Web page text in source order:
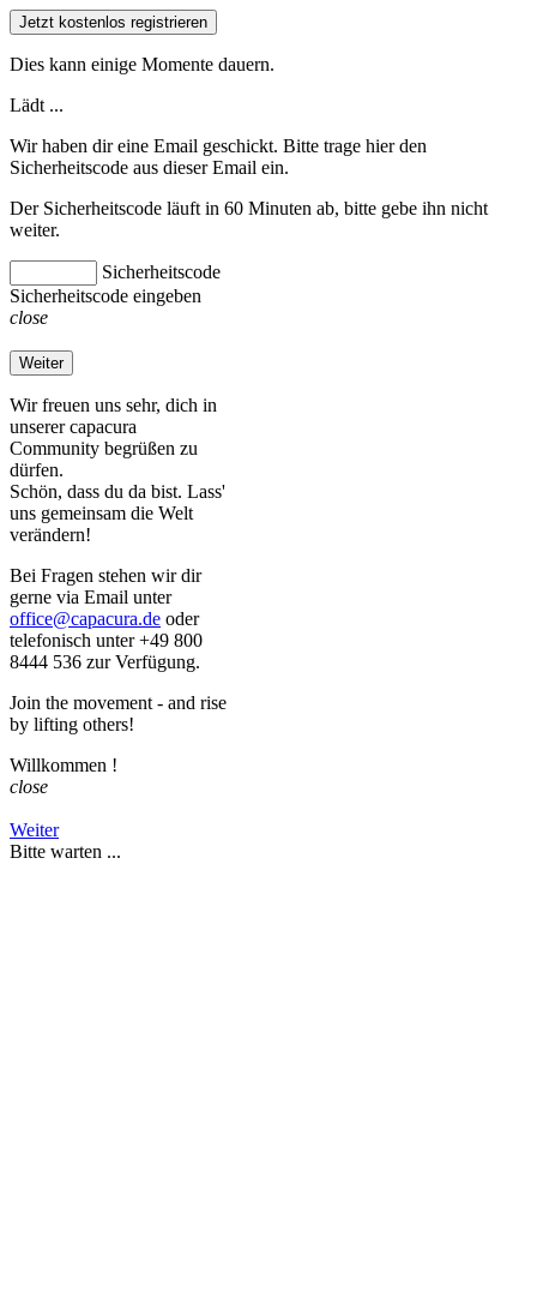
Jetzt kostenlos registrieren
Dies kann einige Momente dauern.
Lädt ...
Wir haben dir eine Email geschickt. Bitte trage hier den
Sicherheitscode aus dieser Email ein.
Der Sicherheitscode läuft in 60 Minuten ab, bitte gebe ihn nicht
weiter.
Sicherheitscode
Sicherheitscode eingeben
close
Weiter
Wir freuen uns sehr, dich in
unserer capacura
Community begrüßen zu
dürfen.
Schön, dass du da bist. Lass'
uns gemeinsam die Welt
verändern!
Bei Fragen stehen wir dir
gerne via Email unter
office@capacura.de oder
telefonisch unter +49 800
8444 536 zur Verfügung.
Join the movement - and rise
by lifting others!
Willkommen !
close
Weiter
Bitte warten ...